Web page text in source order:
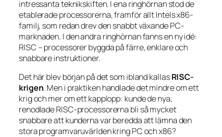
intressanta teknikskiften. I ena ringhörnan stod de
etablerade processorerna, framför allt Intels x86-
familj, som redan drev den snabbt växande PC-
marknaden. I den andra ringhörnan fanns en ny idé:
RISC – processorer byggda på färre, enklare och
snabbare instruktioner.
Det här blev början på det som ibland kallasRISC-
krigen. Men i praktiken handlade det mindre om ett
krig och mer om ett kapplopp: kunde de nya,
renodlade RISC-processorerna bli så mycket
snabbare att kunderna var beredda att lämna den
stora programvaruvärlden kring PC och x86?